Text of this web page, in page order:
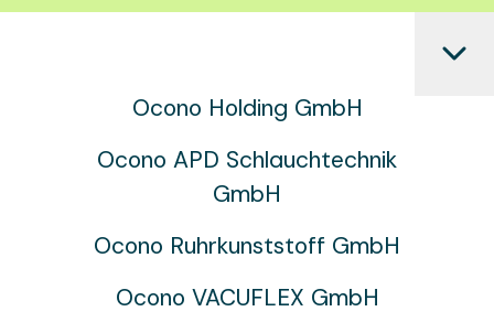
Ocono Holding GmbH
Ocono APD Schlauchtechnik
GmbH
Ocono Ruhrkunststoff GmbH
Ocono VACUFLEX GmbH